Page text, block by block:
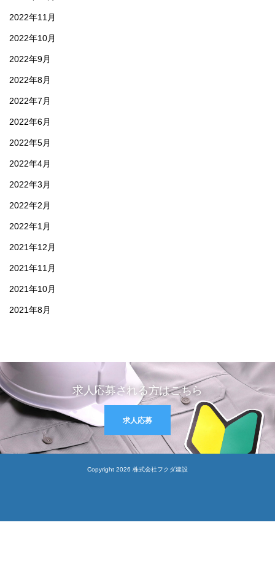
2022年11月
2022年10月
2022年9月
2022年8月
2022年7月
2022年6月
2022年5月
2022年4月
2022年3月
2022年2月
2022年1月
2021年12月
2021年11月
2021年10月
2021年8月
求人応募される方はこちら
求人応募
Copyright 2026 株式会社フクダ建設